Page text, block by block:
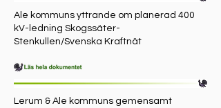
Ale kommuns yttrande om planerad 400
kV-ledning Skogssäter-
Stenkullen/Svenska Kraftnät
Lerum & Ale kommuns gemensamt